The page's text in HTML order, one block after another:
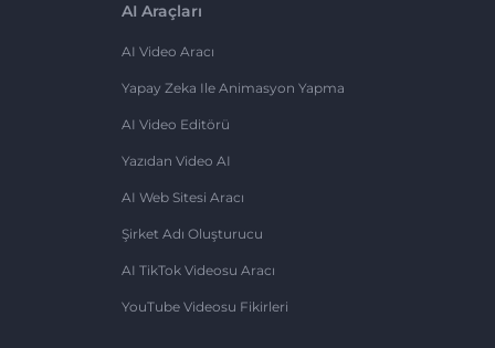
AI Araçları
AI Video Aracı
Yapay Zeka Ile Animasyon Yapma
AI Video Editörü
Yazıdan Video AI
AI Web Sitesi Aracı
Şirket Adı Oluşturucu
AI TikTok Videosu Aracı
YouTube Videosu Fikirleri